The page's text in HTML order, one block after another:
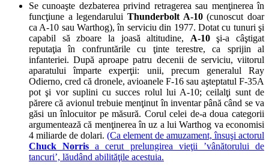
Se cunoaşte dezbaterea privind retragerea sau menţinerea în
funcţiune a legendarului Thunderbolt A-10(cunoscut doar
ca A-10 sau Warthog), în serviciu din 1977. Dotat cu tunuri şi
capabil să zboare la joasă altitudine, A-10şi-a câştigat
reputaţia în confruntările cu ţinte terestre, ca sprijin al
infanteriei. După aproape patru decenii de serviciu, viitorul
aparatului împarte experţii: unii, precum generalul Ray
Odierno, cred că dronele, avioanele F-16 sau aşteptatul F-35A
pot şi vor suplini cu succes rolul lui A-10; ceilalţi sunt de
părere că avionul trebuie menţinut în inventar până când se va
găsi un înlocuitor pe măsură. Corul celei de-a doua categorii
argumentează că menţinerea în uz a lui Warthog va economisi
4 miliarde de dolari. (Ca element de amuzament, însuşi actorul
Chuck Norris a cerut prelungirea vieţii ’vânătorului de
tancuri’, lăudând abilităţile acestuia.